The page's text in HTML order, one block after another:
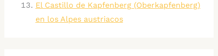
El Castillo de Kapfenberg (Oberkapfenberg)
en los Alpes austriacos